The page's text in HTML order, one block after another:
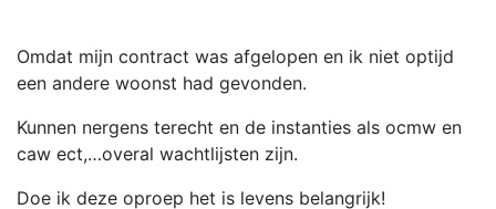
Omdat mijn contract was afgelopen en ik niet optijd
een andere woonst had gevonden.
Kunnen nergens terecht en de instanties als ocmw en
caw ect,…overal wachtlijsten zijn.
Doe ik deze oproep het is levens belangrijk!